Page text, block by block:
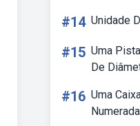
#14 Unidade
#15 Uma
De
#16 Uma